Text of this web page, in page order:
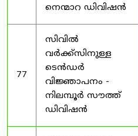
നെന്മാറ ഡിവിഷൻ
77
സിവിൽ
വർക്ക്‌സിനുള്ള
ടെൻഡർ
വിജ്ഞാപനം -
നിലമ്പൂർ സൗത്ത്
ഡിവിഷൻ